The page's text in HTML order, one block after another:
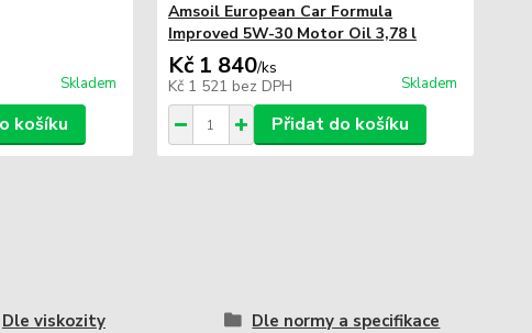
Skladem
košíku
Amsoil European Car Formula
Improved 5W-30 Motor Oil 3,78 l
Kč 1 840/ks
Kč 1 521 bez DPH Skladem
Přidat do košíku
Dle viskozity Dle normy a specifikace